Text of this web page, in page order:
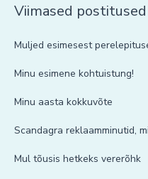
Viimased postitused
Muljed esimesest
Minu esimene kohtuistung!
Minu aasta kokkuvõte
Scandagra reklaamminutid,
Mul tõusis hetkeks vererõhk